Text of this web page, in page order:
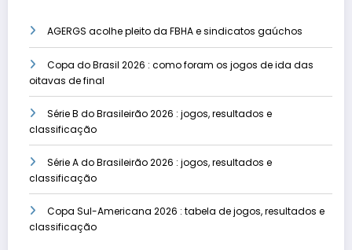
AGERGS acolhe pleito da FBHA e sindicatos gaúchos
Copa do Brasil 2026 : como foram os jogos de ida das
oitavas de final
Série B do Brasileirão 2026 : jogos, resultados e
classificação
Série A do Brasileirão 2026 : jogos, resultados e
classificação
Copa Sul-Americana 2026 : tabela de jogos, resultados e
classificação